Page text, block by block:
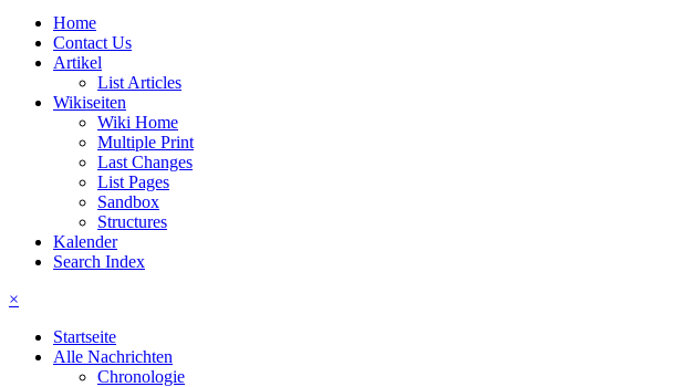
Home
Contact Us
Artikel
List Articles
Wikiseiten
Wiki Home
Multiple Print
Last Changes
List Pages
Sandbox
Structures
Kalender
Search Index
×
Startseite
Alle Nachrichten
Chronologie